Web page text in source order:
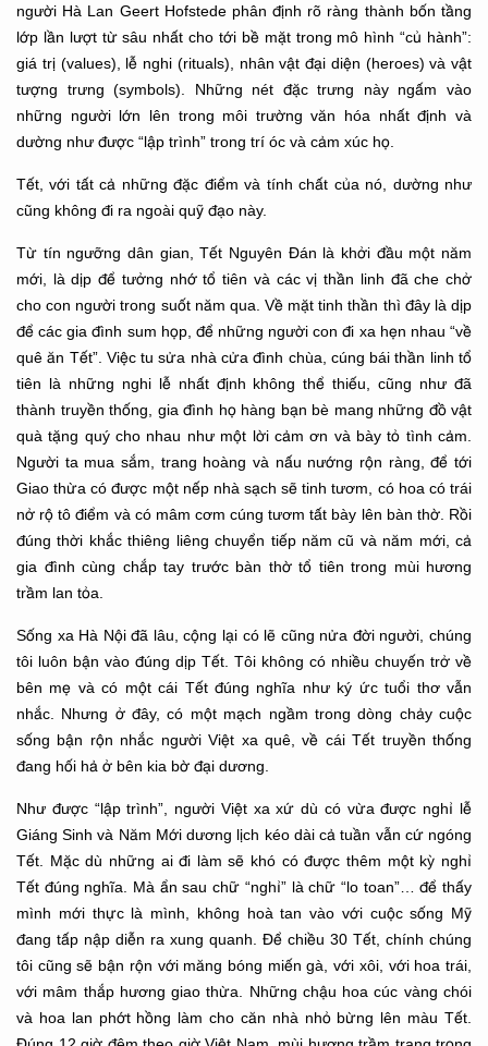
người Hà Lan Geert Hofstede phân định rõ ràng thành bốn tầng
lớp lần lượt từ sâu nhất cho tới bề mặt trong mô hình “củ hành”:
giá trị (values), lễ nghi (rituals), nhân vật đại diện (heroes) và vật
tượng trưng (symbols). Những nét đặc trưng này ngấm vào
những người lớn lên trong môi trường văn hóa nhất định và
dường như được “lập trình” trong trí óc và cảm xúc họ.
Tết, với tất cả những đặc điểm và tính chất của nó, dường như
cũng không đi ra ngoài quỹ đạo này.
Từ tín ngưỡng dân gian, Tết Nguyên Đán là khởi đầu một năm
mới, là dịp để tưởng nhớ tổ tiên và các vị thần linh đã che chở
cho con người trong suốt năm qua. Về mặt tinh thần thì đây là dịp
để các gia đình sum họp, để những người con đi xa hẹn nhau “về
quê ăn Tết”. Việc tu sửa nhà cửa đình chùa, cúng bái thần linh tổ
tiên là những nghi lễ nhất định không thể thiếu, cũng như đã
thành truyền thống, gia đình họ hàng bạn bè mang những đồ vật
quà tặng quý cho nhau như một lời cảm ơn và bày tỏ tình cảm.
Người ta mua sắm, trang hoàng và nấu nướng rộn ràng, để tới
Giao thừa có được một nếp nhà sạch sẽ tinh tươm, có hoa có trái
nở rộ tô điểm và có mâm cơm cúng tươm tất bày lên bàn thờ. Rồi
đúng thời khắc thiêng liêng chuyển tiếp năm cũ và năm mới, cả
gia đình cùng chắp tay trước bàn thờ tổ tiên trong mùi hương
trầm lan tỏa.
Sống xa Hà Nội đã lâu, cộng lại có lẽ cũng nửa đời người, chúng
tôi luôn bận vào đúng dịp Tết. Tôi không có nhiều chuyến trở về
bên mẹ và có một cái Tết đúng nghĩa như ký ức tuổi thơ vẫn
nhắc. Nhưng ở đây, có một mạch ngầm trong dòng chảy cuộc
sống bận rộn nhắc người Việt xa quê, về cái Tết truyền thống
đang hối hả ở bên kia bờ đại dương.
Như được “lập trình”, người Việt xa xứ dù có vừa được nghỉ lễ
Giáng Sinh và Năm Mới dương lịch kéo dài cả tuần vẫn cứ ngóng
Tết. Mặc dù những ai đi làm sẽ khó có được thêm một kỳ nghỉ
Tết đúng nghĩa. Mà ẩn sau chữ “nghỉ” là chữ “lo toan”… để thấy
mình mới thực là mình, không hoà tan vào với cuộc sống Mỹ
đang tấp nập diễn ra xung quanh. Để chiều 30 Tết, chính chúng
tôi cũng sẽ bận rộn với măng bóng miến gà, với xôi, với hoa trái,
với mâm thắp hương giao thừa. Những chậu hoa cúc vàng chói
và hoa lan phớt hồng làm cho căn nhà nhỏ bừng lên màu Tết.